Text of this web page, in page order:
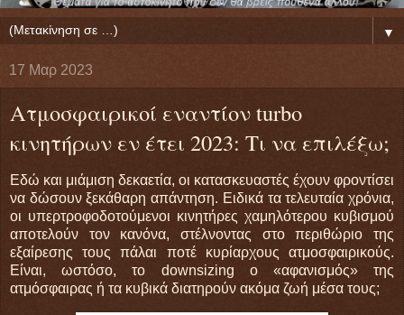
▼
17 Μαρ 2023
Ατμοσφαιρικοί εναντίον turbo
κινητήρων εν έτει 2023: Τι να επιλέξω;
Εδώ και μιάμιση δεκαετία, οι κατασκευαστές έχουν φροντίσει
να δώσουν ξεκάθαρη απάντηση. Ειδικά τα τελευταία χρόνια,
οι υπερτροφοδοτούμενοι κινητήρες χαμηλότερου κυβισμού
αποτελούν τον κανόνα, στέλνοντας στο περιθώριο της
εξαίρεσης τους πάλαι ποτέ κυρίαρχους ατμοσφαιρικούς.
Είναι, ωστόσο, το downsizing o «αφανισμός» της
ατμόσφαιρας ή τα κυβικά διατηρούν ακόμα ζωή μέσα τους;